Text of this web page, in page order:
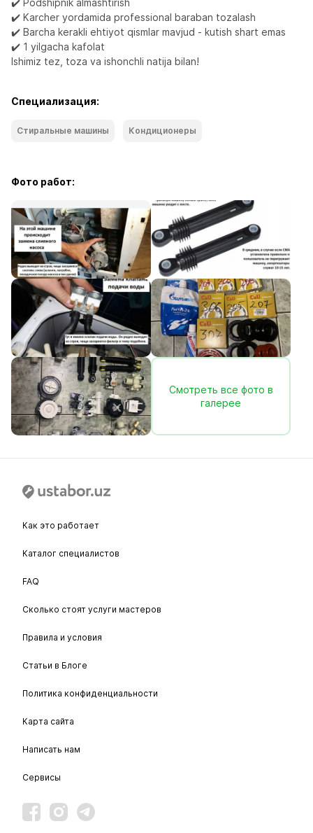
✔️ Podshipnik almashtirish
✔️ Karcher yordamida professional baraban tozalash
✔️ Barcha kerakli ehtiyot qismlar mavjud - kutish shart emas
✔️ 1 yilgacha kafolat
Ishimiz tez, toza va ishonchli natija bilan!
Специализация:
Стиральные машины Кондиционеры
Фото работ:
Смотреть все фото в
галерее
Как это работает
Каталог специалистов
FAQ
Сколько стоят услуги мастеров
Правила и условия
Статьи в Блоге
Политика конфиденциальности
Карта сайта
Написать нам
Сервисы